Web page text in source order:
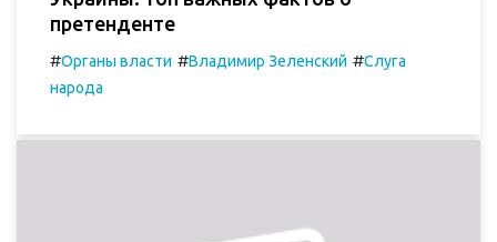
претенденте
#Органы власти #Владимир Зеленский #Слуга
народа